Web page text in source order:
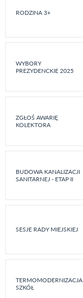
RODZINA 3+
WYBORY
PREZYDENCKIE 2025
ZGŁOŚ AWARIĘ
KOLEKTORA
BUDOWA KANALIZACJI
SANITARNEJ - ETAP II
SESJE RADY MIEJSKIEJ
TERMOMODERNIZACJA
SZKÓŁ